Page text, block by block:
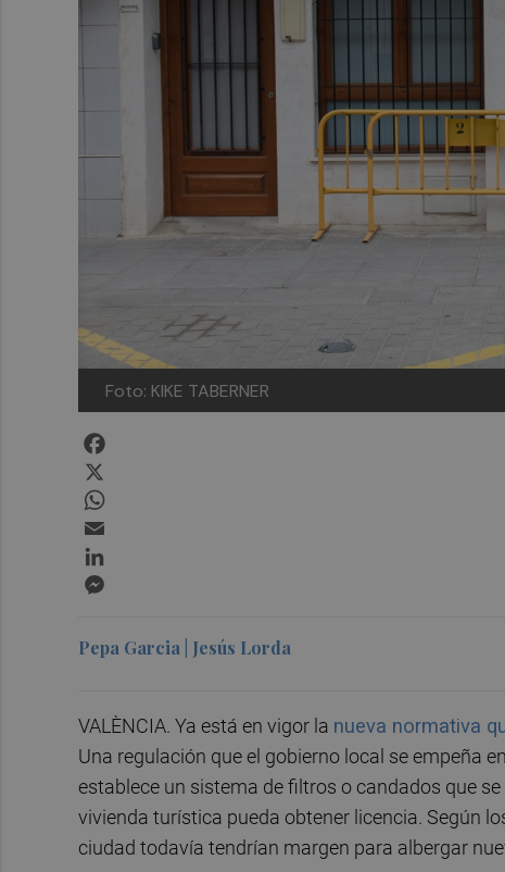
Foto: KIKE TABERNER
Pepa Garcia | Jesús Lorda
VALÈNCIA. Ya está en vigor la nueva normativa
Una regulación que el gobierno local se empeña
establece un sistema de filtros o candados que
vivienda turística pueda obtener licencia. Según
ciudad todavía tendrían margen para albergar